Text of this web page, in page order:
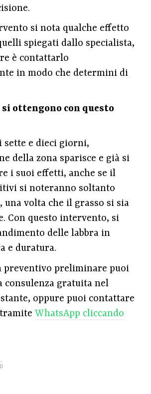
si nota qualche effetto
spiegati dallo specialista,
è contattarlo
in modo che determini di
ottengono con questo
sette e dieci giorni,
della zona sparisce e già si
i suoi effetti, anche se il
si noteranno soltanto
una volta che il grasso si sia
Con questo intervento, si
delle labbra in
e duratura.
preventivo preliminare puoi
consulenza gratuita nel
oppure puoi contattare
WhatsApp cliccando